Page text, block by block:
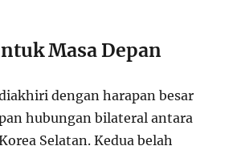
Masa Depan
dengan harapan besar
hubungan bilateral antara
Selatan. Kedua belah